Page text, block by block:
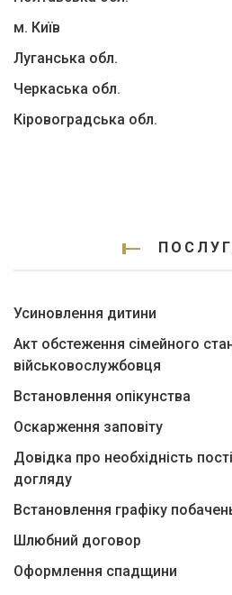
м. Київ
Луганська обл.
Черкаська обл.
Кіровоградська обл.
Усиновлення дитини
Акт обстеження сімейного
військовослужбовця
Встановлення опікунства
Оскарження заповіту
Довідка про необхідність
догляду
Встановлення графіку
Шлюбний договор
Оформлення спадщини